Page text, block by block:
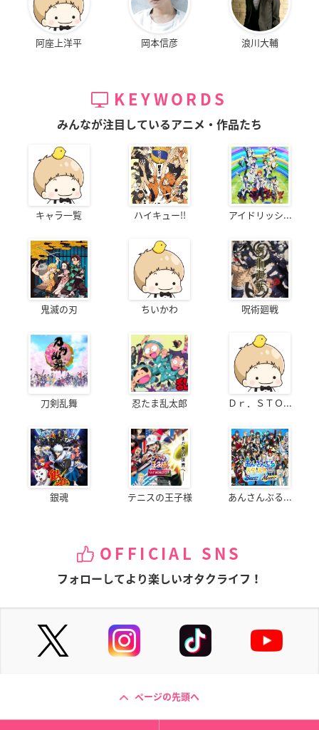
阿座上洋平 岡本信彦 浪川大輔
KEYWORDS
みんなが注目しているアニメ・作品たち
キャラ一覧 ハイキュー!! アイドリッシ...
鬼滅の刃 ちいかわ 呪術廻戦
刀剣乱舞 忍たま乱太郎 Ｄｒ．ＳＴＯ...
銀魂 テニスの王子様 あんさんぶる...
OFFICIAL SNS
フォローしてより楽しいオタクライフ！
ページの先頭へ